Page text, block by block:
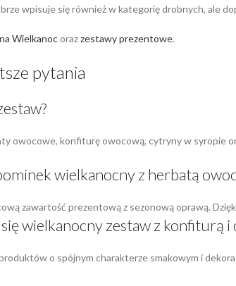
wpisuje się również w kategorię drobnych, ale
Wielkanocorazzestawy prezentowe.
pytania
owocowe, konfiturę owocową, cytryny w syropie
wielkanocny z herbatą
zawartość prezentową z sezonową oprawą.
wielkanocny zestaw z konfiturą
o spójnym charakterze smakowym i